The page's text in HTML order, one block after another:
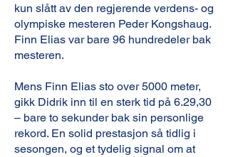
kun slått av den regjerende verdens- og
olympiske mesteren Peder Kongshaug.
Finn Elias var bare 96 hundredeler bak
mesteren.
Mens Finn Elias sto over 5000 meter,
gikk Didrik inn til en sterk tid på 6.29,30
– bare to sekunder bak sin personlige
rekord. En solid prestasjon så tidlig i
sesongen, og et tydelig signal om at